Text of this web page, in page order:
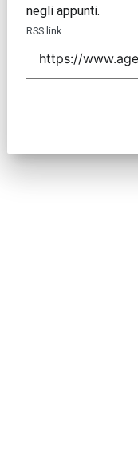
negli appunti.
RSS link